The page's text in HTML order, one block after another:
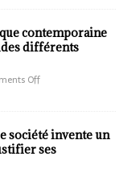
contemporaine
différents
Off
société invente un
ses